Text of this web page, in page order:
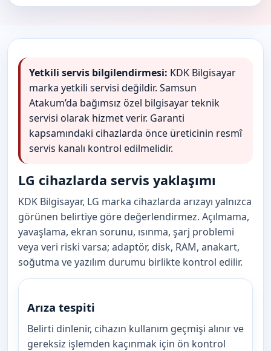
Yetkili servis bilgilendirmesi: KDK Bilgisayar
marka yetkili servisi değildir. Samsun
Atakum’da bağımsız özel bilgisayar teknik
servisi olarak hizmet verir. Garanti
kapsamındaki cihazlarda önce üreticinin resmî
servis kanalı kontrol edilmelidir.
LG cihazlarda servis yaklaşımı
KDK Bilgisayar, LG marka cihazlarda arızayı yalnızca
görünen belirtiye göre değerlendirmez. Açılmama,
yavaşlama, ekran sorunu, ısınma, şarj problemi
veya veri riski varsa; adaptör, disk, RAM, anakart,
soğutma ve yazılım durumu birlikte kontrol edilir.
Arıza tespiti
Belirti dinlenir, cihazın kullanım geçmişi alınır ve
gereksiz işlemden kaçınmak için ön kontrol